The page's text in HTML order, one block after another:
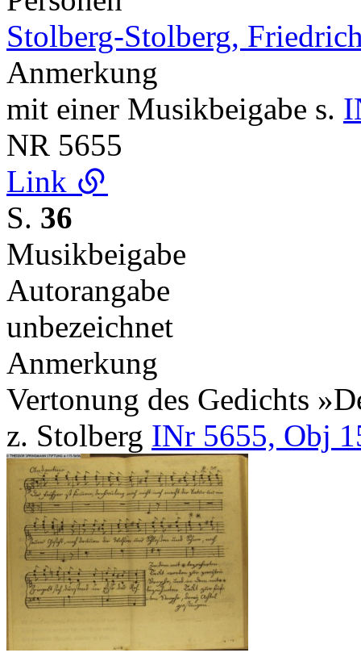
Stolberg-Stolberg,
Anmerkung
mit einer Musikbeigabe s.
NR 5655
Link
S. 36
Musikbeigabe
Autorangabe
unbezeichnet
Anmerkung
Vertonung des Gedichts
z. Stolberg INr 5655, Obj